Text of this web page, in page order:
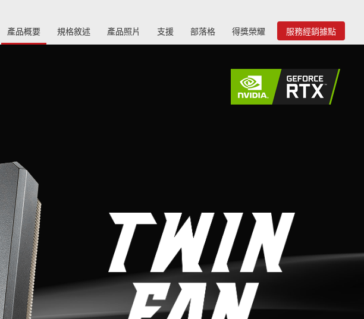
產品概要 規格敘述 產品照片 支援 部落格 得獎榮耀 服務經銷據點